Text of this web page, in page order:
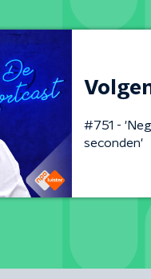
#751 -
seconden'